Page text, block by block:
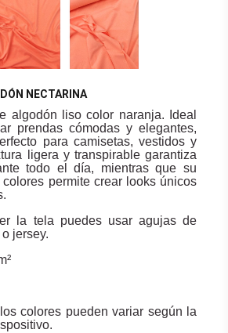
NECTARINA
algodón liso color naranja. Ideal
prendas cómodas y elegantes,
para camisetas, vestidos y
ligera y transpirable garantiza
todo el día, mientras que su
permite crear looks únicos
la tela puedes usar agujas de
jersey.
colores pueden variar según la